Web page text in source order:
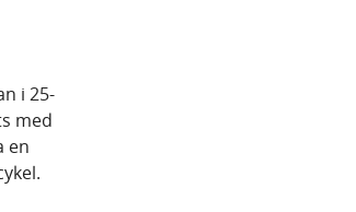
i 25-
med
en